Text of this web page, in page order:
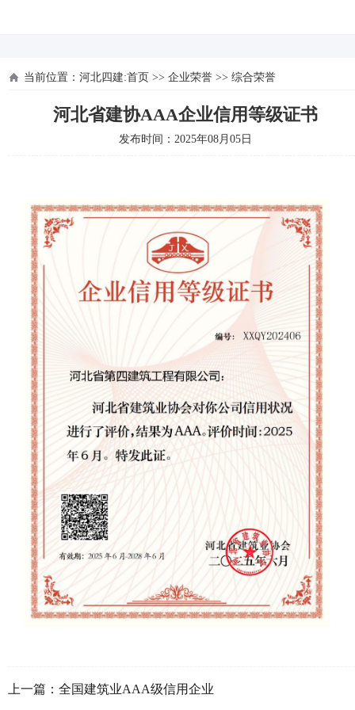
当前位置： 河北四建:首页 >> 企业荣誉 >> 综合荣誉
河北省建协AAA企业信用等级证书
发布时间：2025年08月05日
上一篇： 全国建筑业AAA级信用企业